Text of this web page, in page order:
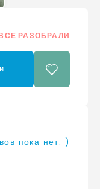
РАЗОБРАЛИ
пока нет. )